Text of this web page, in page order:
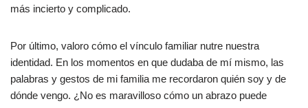
más incierto y complicado.
Por último, valoro cómo el vínculo familiar nutre nuestra
identidad. En los momentos en que dudaba de mí mismo, las
palabras y gestos de mi familia me recordaron quién soy y de
dónde vengo. ¿No es maravilloso cómo un abrazo puede